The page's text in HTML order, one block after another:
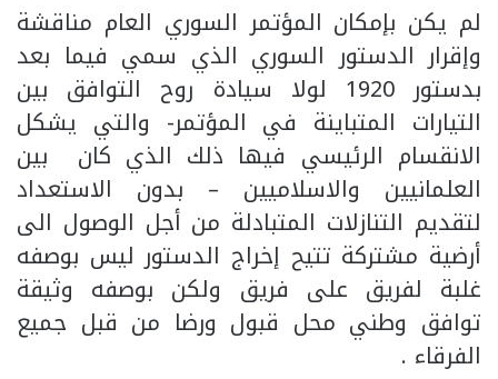
لم يكن بإمكان المؤتمر السوري العام مناقشة
وإقرار الدستور السوري الذي سمي فيما بعد
بدستور 1920 لولا سيادة روح التوافق بين
التيارات المتباينة في المؤتمر- والتي يشكل
الانقسام الرئيسي فيها ذلك الذي كان بين
العلمانيين والاسلاميين – بدون الاستعداد
لتقديم التنازلات المتبادلة من أجل الوصول الى
أرضية مشتركة تتيح إخراج الدستور ليس بوصفه
غلبة لفريق على فريق ولكن بوصفه وثيقة
توافق وطني محل قبول ورضا من قبل جميع
الفرقاء .